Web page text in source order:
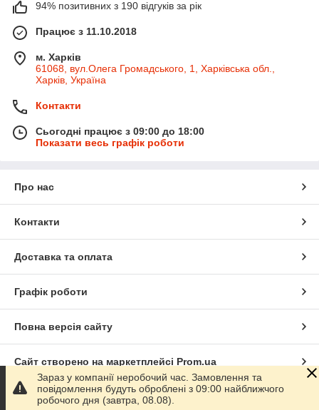
94% позитивних з 190 відгуків за рік
Працює з 11.10.2018
м. Харків
61068, вул.Олега Громадського, 1, Харківська обл.,
Харків, Україна
Контакти
Сьогодні працює з 09:00 до 18:00
Показати весь графік роботи
Про нас
Контакти
Доставка та оплата
Графік роботи
Повна версія сайту
Сайт створено на маркетплейсі Prom.ua
Політика конфіденційності
Зараз у компанії неробочий час. Замовлення та
повідомлення будуть оброблені з 09:00 найближчого
робочого дня (завтра, 08.08).